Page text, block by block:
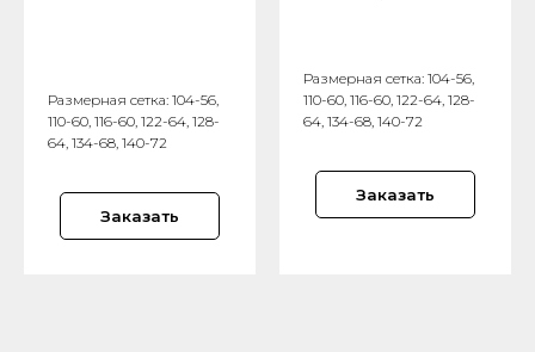
Размерная сетка: 104-56,
110-60, 116-60, 122-64, 128-
64, 134-68, 140-72
Заказать
Размерная сетка: 104-56,
110-60, 116-60, 122-64, 128-
64, 134-68, 140-72
Заказать